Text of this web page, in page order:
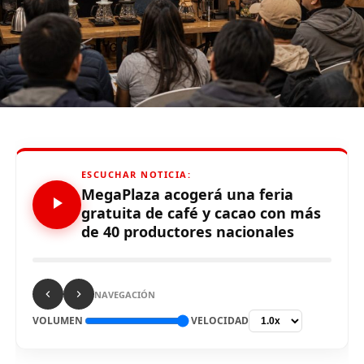
estarían haciendo sin criterios técnicos y afectarían
directamente la calidad del servicio médico.“Ponen
políticos que no conocen la institución. Están
lapidando nuestros fondos, ya no hay dinero para
medicamentos ni para ampliar infraestructura”,
alertó Ordoñez.
Comparte esto:
ESCUCHAR NOTICIA:
MegaPlaza acogerá una feria
gratuita de café y cacao con más
de 40 productores nacionales
NAVEGACIÓN
VOLUMEN VELOCIDAD